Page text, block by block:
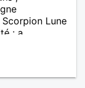
Lune
: a
principaux :
. J'aime
la
Variété